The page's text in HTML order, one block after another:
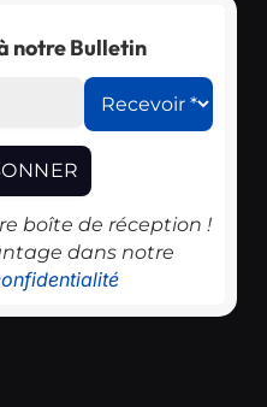
notre Bulletin
boîte de réception !
dans notre